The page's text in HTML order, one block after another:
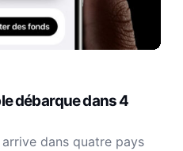
débarque dans 4
dans quatre pays